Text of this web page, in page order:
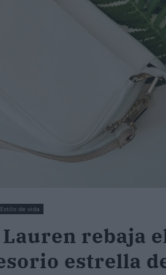
Estilo de vida
rebaja
estrella